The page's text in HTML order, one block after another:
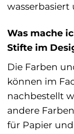
Was mache
Stifte im
Die Farben
können im
nachbestellt
andere
für Papier